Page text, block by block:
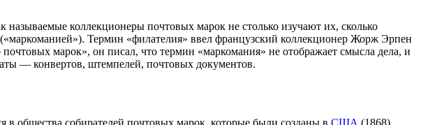
коллекционеры почтовых марок не столько изучают их, сколько
Термин «филателия» ввел французский коллекционер Жорж Эрпен
марок», он писал, что термин «маркомания» не отображает смысла дела, и
— конвертов, штемпелей, почтовых документов.